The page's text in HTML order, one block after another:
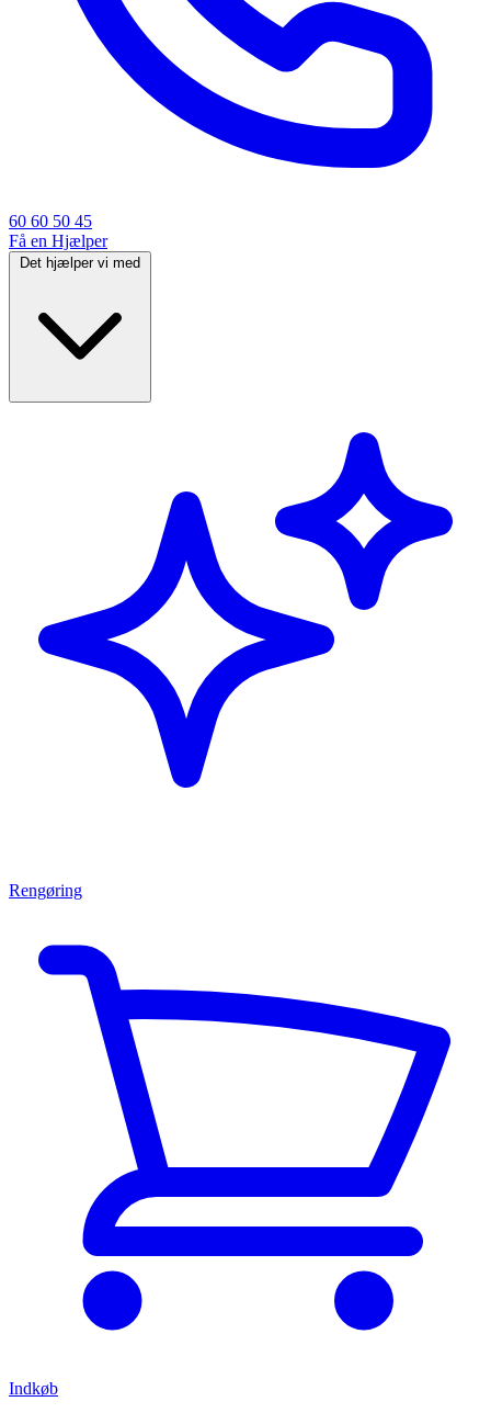
60 60 50 45
Få en Hjælper
Det hjælper vi med
Rengøring
Indkøb